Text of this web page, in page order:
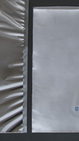
流
覧